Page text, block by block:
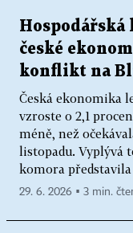
Hospodářská
české
konflikt na
Česká ekonomika
vzroste o 2,1
méně, než
listopadu. Vyplývá
komora
29. 6. 2026 ▪ 3 min.